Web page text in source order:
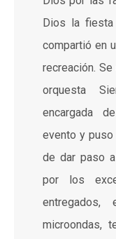
Dios la fiesta
compartió en
recreación.
orquesta
encargada
evento y
de dar paso
por los
entregados,
microondas,